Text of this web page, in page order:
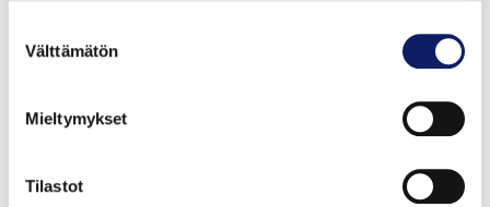
valinta
Välttämätön
Mieltymykset
Tilastot